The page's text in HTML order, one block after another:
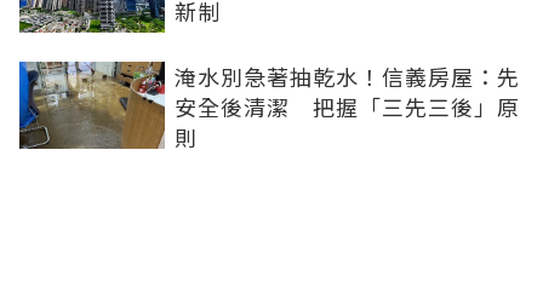
新制
淹水別急著抽乾水！信義房屋：先
安全後清潔 把握「三先三後」原
則